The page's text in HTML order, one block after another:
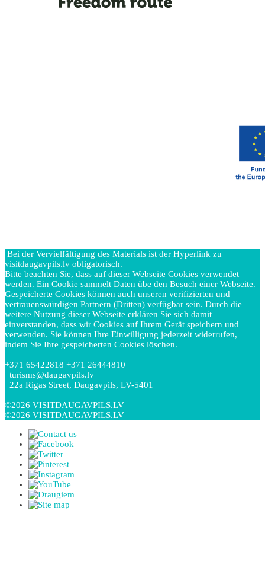
Bei der Vervielfältigung des Materials ist der Hyperlink zu
visitdaugavpils.lv obligatorisch.
Bitte beachten Sie, dass auf dieser Webseite Cookies verwendet
werden. Ein Cookie sammelt Daten übe den Besuch einer Webseite.
Gespeicherte Cookies können auch unseren verifizierten und
vertrauenswürdigen Partnern (Dritten) verfügbar sein. Durch die
weitere Nutzung dieser Webseite erklären Sie sich damit
einverstanden, dass wir Cookies auf Ihrem Gerät speichern und
verwenden. Sie können Ihre Einwilligung jederzeit widerrufen,
indem Sie Ihre gespeicherten Cookies löschen.
+371 65422818 +371 26444810
turisms@daugavpils.lv
22a Rigas Street, Daugavpils, LV-5401
©2026 VISITDAUGAVPILS.LV
©2026 VISITDAUGAVPILS.LV